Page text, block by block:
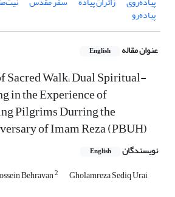
پیاده‌رو
عنوان مقاله English
Sacred Walk; Dual Spiritual-
in the Experience of
Pilgrims Durring the
of Imam Reza (PBUH)
نویسندگان English
Behravan2 Gholamreza Sediq Urai